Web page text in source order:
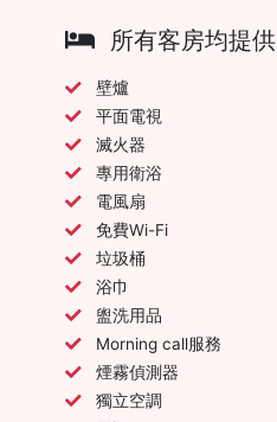
所有客房均提供
壁爐
平面電視
滅火器
專用衛浴
電風扇
免費Wi-Fi
垃圾桶
浴巾
盥洗用品
Morning call服務
煙霧偵測器
獨立空調